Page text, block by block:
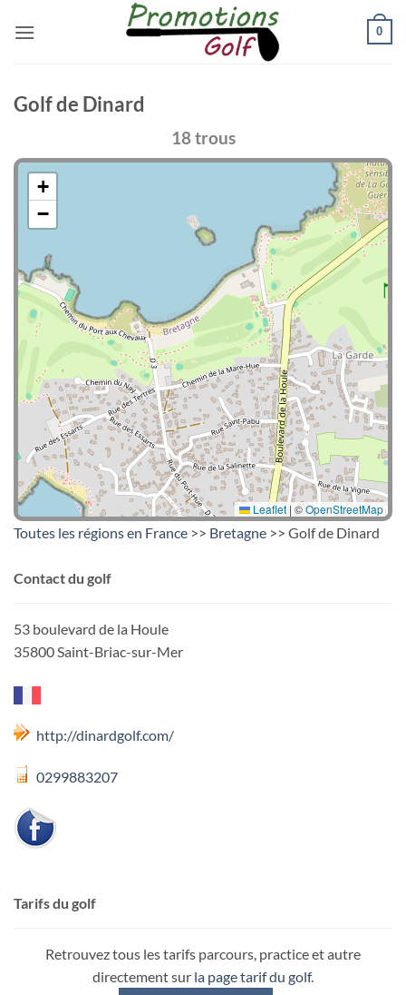
0
Golf de Dinard
18 trous
+
−
Leaflet | ©OpenStreetMap
Toutes les régions en France >> Bretagne >> Golf de Dinard
Contact du golf
53 boulevard de la Houle
35800 Saint-Briac-sur-Mer
http://dinardgolf.com/
0299883207
Tarifs du golf
Retrouvez tous les tarifs parcours, practice et autre
directement sur la page tarif du golf.